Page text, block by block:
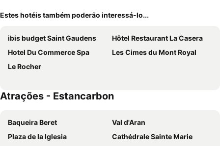
Estes hotéis também poderão interessá-lo...
ibis budget Saint Gaudens
Hôtel Restaurant La Casera
Hotel Du Commerce Spa
Les Cimes du Mont Royal
Le Rocher
Atrações - Estancarbon
Baqueira Beret
Val d'Aran
Plaza de la Iglesia
Cathédrale Sainte Marie